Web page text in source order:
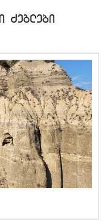
Zeglebi